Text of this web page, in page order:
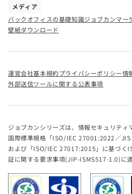
メディア
バックオフィスの基礎知識ジョブカンマー
壁紙ダウンロード
運営会社基本規約プライバシーポリシー情
外部送信ツールに関する公表事項
ジョブカンシリーズは、情報セキュリティ
国際標準規格「ISO/IEC 27001:2022／
および「ISO/IEC 27017:2015」に基づく
証に関する要求事項(JIP-ISMS517-1.0)に適